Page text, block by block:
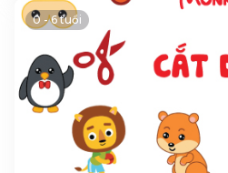
0 - 6 tuổi